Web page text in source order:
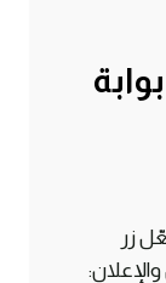
بوابة
زر